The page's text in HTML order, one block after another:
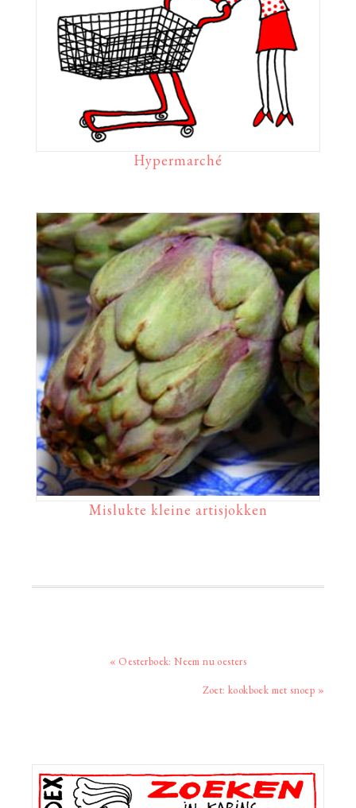
Hypermarché
Mislukte kleine artisjokken
Vorig
« Oesterboek: Neem nu oesters
Volgend
Zoet: kookboek met snoep »
Primaire